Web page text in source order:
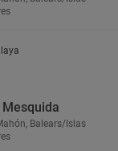
Mesquida
Balears/Islas